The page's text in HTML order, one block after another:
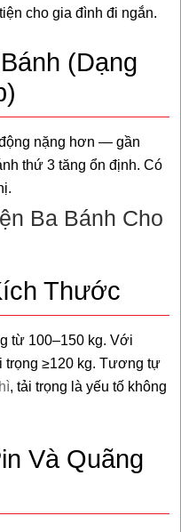
cho gia đình đi ngắn.
(Dạng
nặng hơn — gần
thứ 3 tăng ổn định. Có
Ba Bánh Cho
Thước
từ 100–150 kg. Với
trọng ≥120 kg. Tương tự
, tải trọng là yếu tố không
Và Quãng